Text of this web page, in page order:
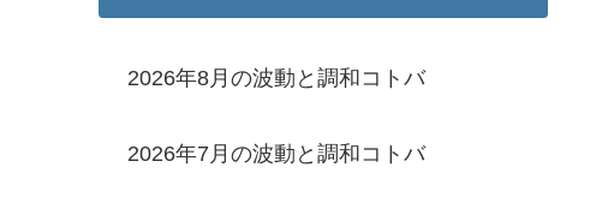
2026年8月の波動と調和コトバ
2026年7月の波動と調和コトバ